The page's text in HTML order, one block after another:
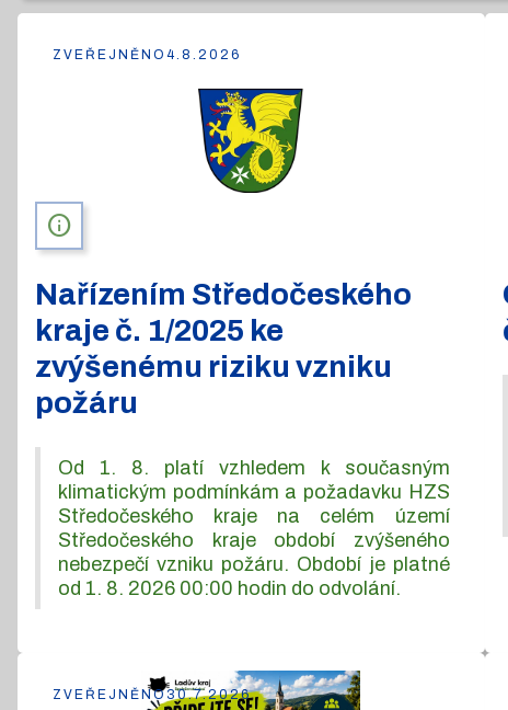
info
Nařízením Středočeského
kraje č. 1/2025 ke
zvýšenému riziku vzniku
požáru
Od 1. 8. platí vzhledem k současným
klimatickým podmínkám a požadavku HZS
Středočeského kraje na celém území
Středočeského kraje období zvýšeného
nebezpečí vzniku požáru. Období je platné
od 1. 8. 2026 00:00 hodin do odvolání.
ZVEŘEJNĚNO 4.8.2026
ZVEŘEJNĚNO 30.7.2026